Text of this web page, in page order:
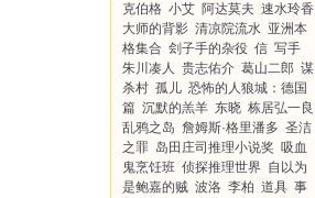
克伯格 小艾 阿达莫夫 速水玲香
大师的背影 清凉院流水 亚洲本
格集合 刽子手的杂役 信 写手
朱川凑人 贵志佑介 葛山二郎 谋
杀村 孤儿 恐怖的人狼城：德国
篇 沉默的羔羊 东晓 栋居弘一良
乱鸦之岛 詹姆斯·格里潘多 圣洁
之罪 岛田庄司推理小说奖 吸血
鬼烹饪班 侦探推理世界 自以为
是鲍嘉的贼 波洛 李柏 道具 事